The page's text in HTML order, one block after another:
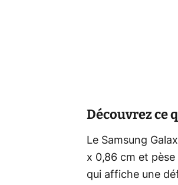
Découvrez ce
Le Samsung
x 0,86 cm et
qui affiche une